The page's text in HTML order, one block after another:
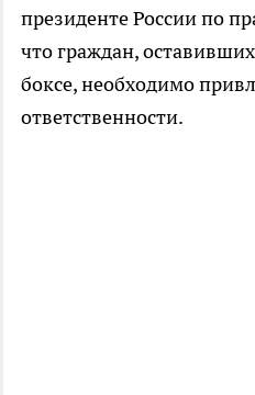
президенте России по
что граждан,
боксе, необходимо
ответственности.